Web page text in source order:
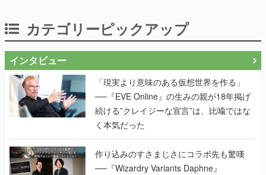
カテゴリーピックアップ
インタビュー
「現実より意味のある仮想世界を作る」
──『EVE Online』の生みの親が18年掲げ
続ける”クレイジーな宣言”は、比喩ではな
く本気だった
作り込みのすさまじさにコラボ先も驚嘆
──『Wizardry Variants Daphne』